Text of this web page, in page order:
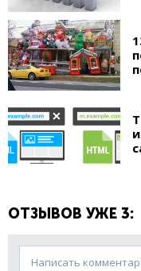
ОТЗЫВОВ УЖЕ 3:
Написать